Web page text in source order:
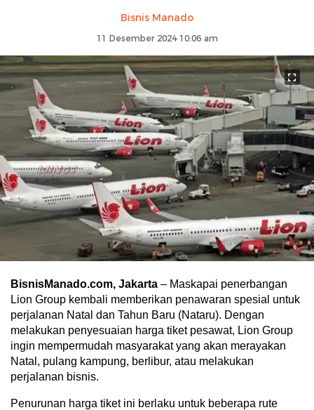
Bisnis Manado
11 Desember 2024 10:06 am
BisnisManado.com, Jakarta – Maskapai penerbangan
Lion Group kembali memberikan penawaran spesial untuk
perjalanan Natal dan Tahun Baru (Nataru). Dengan
melakukan penyesuaian harga tiket pesawat, Lion Group
ingin mempermudah masyarakat yang akan merayakan
Natal, pulang kampung, berlibur, atau melakukan
perjalanan bisnis.
Penurunan harga tiket ini berlaku untuk beberapa rute